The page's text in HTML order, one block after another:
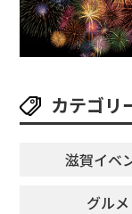
カテゴリ
滋賀イベ
グルメ